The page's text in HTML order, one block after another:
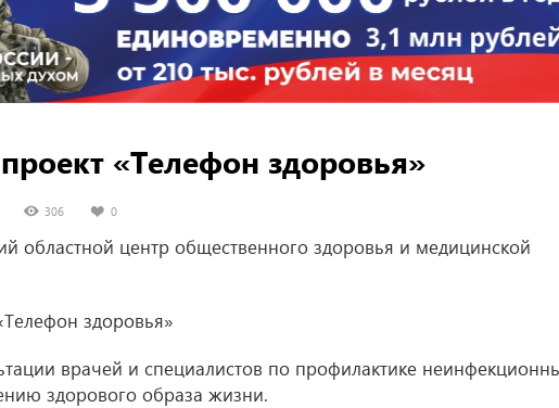
«Телефон здоровья»
306 0
областной центр общественного здоровья и медицинской
здоровья»
врачей и специалистов по профилактике
здорового образа жизни.